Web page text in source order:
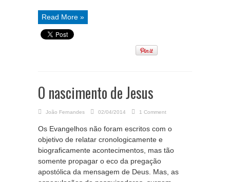
Read More »
O nascimento de Jesus
João Fernandes 02/04/2014 1 Comment
Os Evangelhos não foram escritos com o
objetivo de relatar cronologicamente e
biograficamente acontecimentos, mas tão
somente propagar o eco da pregação
apostólica da mensagem de Deus. Mas, as